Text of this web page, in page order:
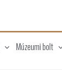
Múzeumi bolt